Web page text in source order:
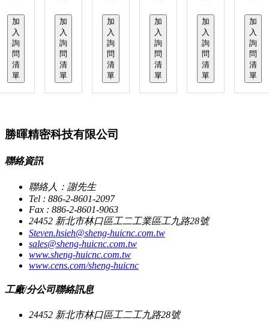
加
入
詢
問
清
單
加
入
詢
問
清
單
加
入
詢
問
清
單
加
入
詢
問
清
單
加
入
詢
問
清
單
加
入
詢
問
清
單
勝暉精密科技有限公司
聯絡資訊
聯絡人：謝先生
Tel : 886-2-8601-2097
Fax : 886-2-8601-9063
24452 新北市林口區工二工業區工九路28號
Steven.hsieh@sheng-huicnc.com.tw
sales@sheng-huicnc.com.tw
www.sheng-huicnc.com.tw
www.cens.com/sheng-huicnc
工廠/分公司聯絡訊息
24452 新北市林口區工二工九路28號